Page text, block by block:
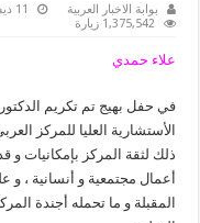
بوابة الاخبار العربية 11 ديسمبر، 2019
1,375,542 زيارة
علاء حمدي
في حفل بهيج تم تكريم
الأستشارية العليا للمركز
ذلك لثقة المركز بإمكانيات
أعمال مجتمعية و أنسانية ،
المقبلة و ما تحمله أجندة